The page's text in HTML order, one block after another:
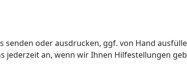
oder ausdrucken, ggf. von Hand
jederzeit an, wenn wir Ihnen Hilfestellungen